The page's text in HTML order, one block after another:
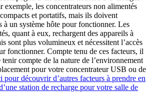
exemple, les concentrateurs non alimentés
et portatifs, mais ils doivent
à un système hôte pour fonctionner. Les
quant à eux, rechargent des appareils à
sont plus volumineux et nécessitent l’accès
fonctionner. Compte tenu de ces facteurs, il
tenir compte de la nature de l’environnement
pour votre concentrateur USB ou de
pour découvrir d’autres facteurs à prendre en
station de recharge pour votre salle de